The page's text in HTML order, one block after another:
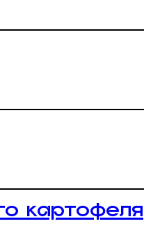
картофеля